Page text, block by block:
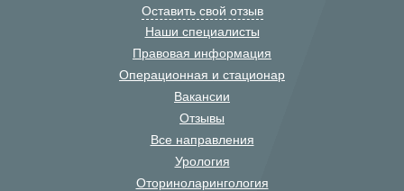
Оставить свой отзыв
Наши специалисты
Правовая информация
Операционная и стационар
Вакансии
Отзывы
Все направления
Урология
Оториноларингология